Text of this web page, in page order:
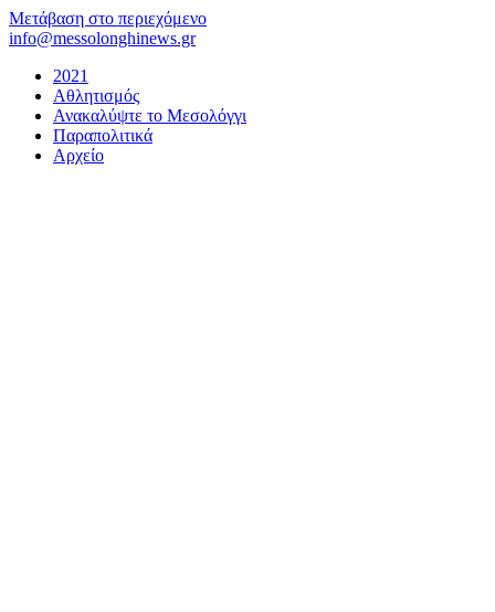
Μετάβαση στο περιεχόμενο
info@messolonghinews.gr
2021
Αθλητισμός
Ανακαλύψτε το Μεσολόγγι
Παραπολιτικά
Αρχείο